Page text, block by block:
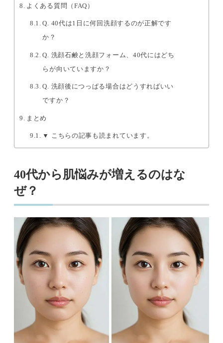
よくある質問（FAQ）
Q. 40代は1日に何回洗顔するのが正解です
か？
Q. 洗顔石鹸と洗顔フォーム、40代にはどち
らが向いていますか？
Q. 洗顔後につっぱる場合はどうすればいい
ですか？
まとめ
▼ こちらの記事も読まれています。
40代から肌悩みが増えるのはな
ぜ？